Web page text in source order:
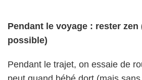
Pendant le voyage : rester zen
possible)
Pendant le trajet, on essaie de